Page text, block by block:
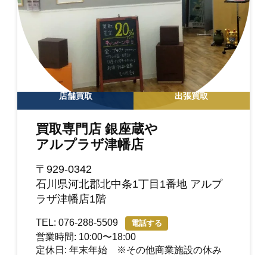
店舗買取 出張買取
買取専門店 銀座蔵や
アルプラザ津幡店
〒929-0342
石川県河北郡北中条1丁目1番地 アルプ
ラザ津幡店1階
TEL: 076-288-5509 電話する
営業時間: 10:00〜18:00
定休日: 年末年始 ※その他商業施設の休み